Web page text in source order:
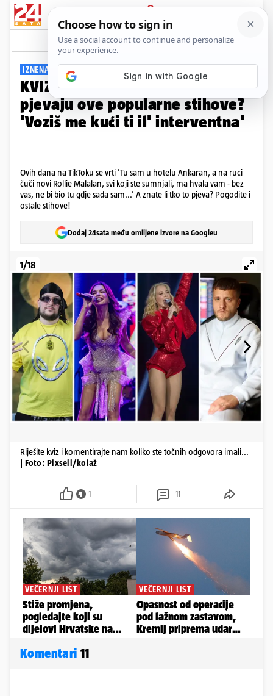
PRIJAVA
Galerija Komentari
IZNENADIT ĆETE SE!
KVIZ Znate li koji naši izvođači
pjevaju ove popularne stihove?
'Voziš me kući ti il' interventna'
Ovih dana na TikToku se vrti 'Tu sam u hotelu Ankaran, a na ruci
čuči novi Rollie Malalan, svi koji ste sumnjali, ma hvala vam - bez
vas, ne bi bio tu gdje sada sam...' A znate li tko to pjeva? Pogodite i
ostale stihove!
Dodaj 24sata među omiljene izvore na Googleu
1/18
Riješite kviz i komentirajte nam koliko ste točnih odgovora imali...
| Foto: Pixsell/kolaž
1 11
Komentari 11